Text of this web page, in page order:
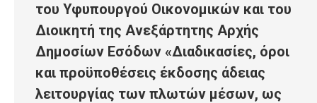
του Υφυπουργού Οικονομικών και του
Διοικητή της Ανεξάρτητης Αρχής
Δημοσίων Εσόδων «Διαδικασίες, όροι
και προϋποθέσεις έκδοσης άδειας
λειτουργίας των πλωτών μέσων, ως